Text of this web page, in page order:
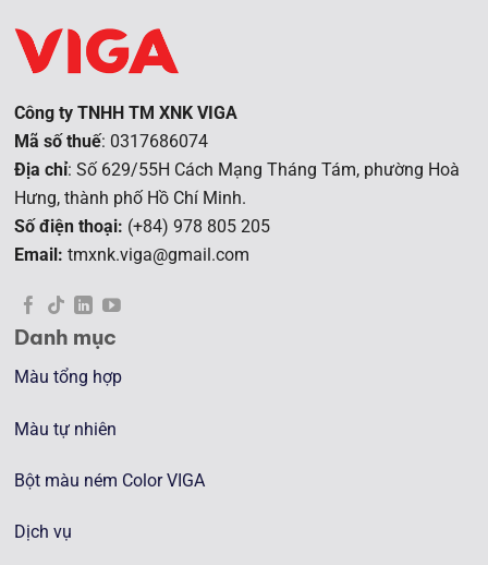
Công ty TNHH TM XNK VIGA
Mã số thuế: 0317686074
Địa chỉ: Số 629/55H Cách Mạng Tháng Tám, phường Hoà
Hưng, thành phố Hồ Chí Minh.
Số điện thoại: (+84) 978 805 205
Email: tmxnk.viga@gmail.com
Danh mục
Màu tổng hợp
Màu tự nhiên
Bột màu ném Color VIGA
Dịch vụ